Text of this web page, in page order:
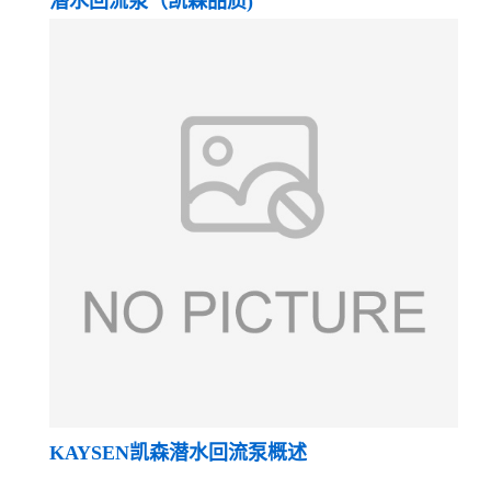
KAYSEN凯森潜水回流泵概述